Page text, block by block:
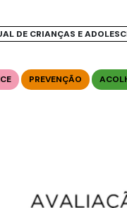
DE CRIANÇAS E
PREVENÇÃO